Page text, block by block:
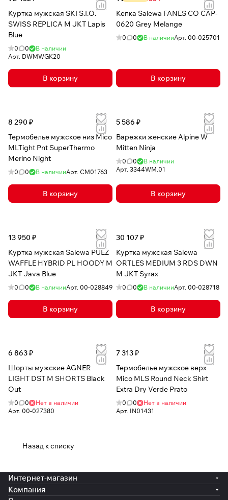
Куртка мужская SKI S.I.O.
SWISS REPLICA M JKT Lapis
Blue
0 0
В наличии
Арт. DWMWGK20
В корзину
Кепка Salewa FANES CO CAP-
0620 Grey Melange
0 0 В наличииАрт. 00-025701
В корзину
8 290 ₽
Термобелье мужское низ Mico
MLTight Pnt SuperThermo
Merino Night
0 0 В наличииАрт. CM01763
В корзину
5 586 ₽
Варежки женские Alpine W
Mitten Ninja
0 0
В наличии
Арт. 3344WM.01
В корзину
13 950 ₽
Куртка мужская Salewa PUEZ
WAFFLE HYBRID PL HOODY M
JKT Java Blue
0 0 В наличииАрт. 00-028849
В корзину
30 107 ₽
Куртка мужская Salewa
ORTLES MEDIUM 3 RDS DWN
M JKT Syrax
0 0 В наличииАрт. 00-028718
В корзину
6 863 ₽
Шорты мужские AGNER
LIGHT DST M SHORTS Black
Out
0 0
Нет в наличии
Арт. 00-027380
7 313 ₽
Термобелье мужское верх
Mico MLS Round Neck Shirt
Extra Dry Verde Prato
0 0
Нет в наличии
Арт. IN01431
Назад к списку
Интернет-магазин
Компания